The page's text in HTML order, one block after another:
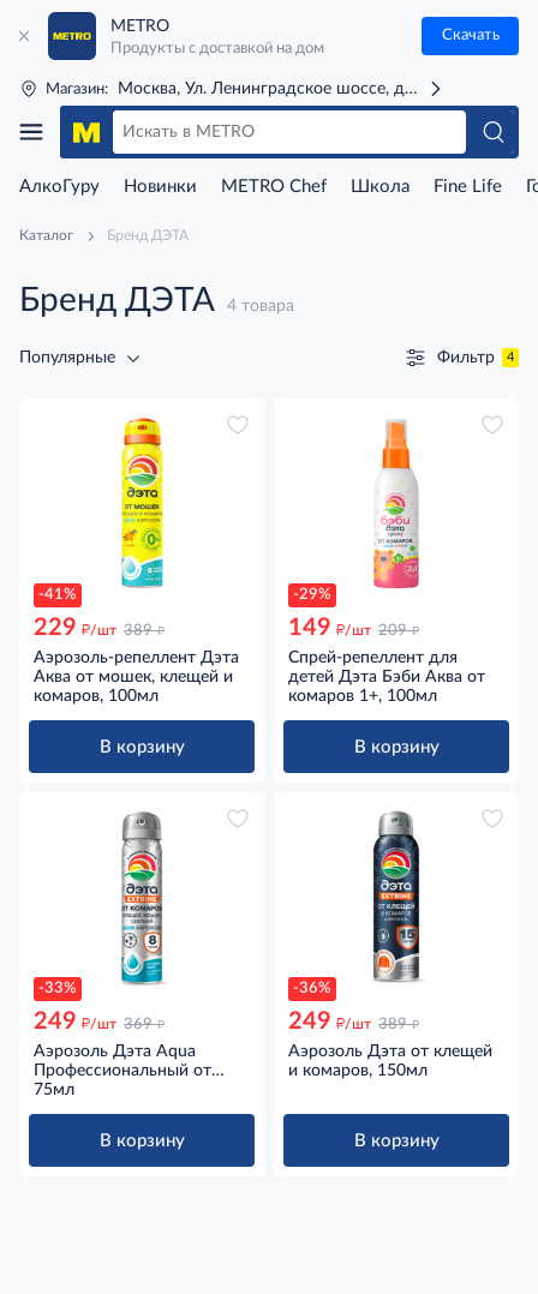
METRO
Продукты с доставкой на дом
Скачать
Магазин: Москва, Ул. Ленинградское шоссе, д. 71Г (м. Речной
АлкоГуру Новинки METRO Chef Школа Fine Life
Каталог Бренд ДЭТА
Бренд ДЭТА 4 товара
Популярные Фильтр 4
-41%
229 д/шт 389 д
Аэрозоль-репеллент Дэта
Аква от мошек, клещей и
комаров, 100мл
В корзину
-29%
149 д/шт 209 д
Спрей-репеллент для
детей Дэта Бэби Аква от
комаров 1+, 100мл
В корзину
-33%
249 д/шт 369 д
Аэрозоль Дэта Aqua
Профессиональный от
комаров, клещей, мошек,
75мл
В корзину
-36%
249 д/шт 389 д
Аэрозоль Дэта от клещей
и комаров, 150мл
В корзину